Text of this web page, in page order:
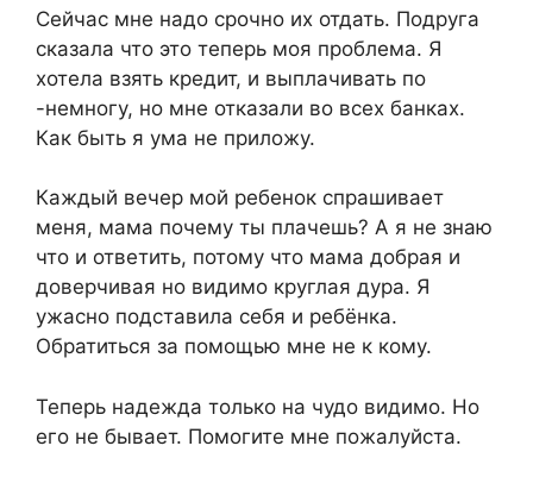
Сейчас мне надо срочно их отдать. Подруга
сказала что это теперь моя проблема. Я
хотела взять кредит, и выплачивать по
-немногу, но мне отказали во всех банках.
Как быть я ума не приложу.
Каждый вечер мой ребенок спрашивает
меня, мама почему ты плачешь? А я не знаю
что и ответить, потому что мама добрая и
доверчивая но видимо круглая дура. Я
ужасно подставила себя и ребёнка.
Обратиться за помощью мне не к кому.
Теперь надежда только на чудо видимо. Но
его не бывает. Помогите мне пожалуйста.